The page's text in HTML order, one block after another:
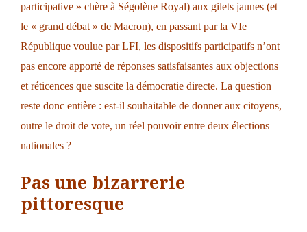
participative » chère à Ségolène Royal) aux gilets jaunes (et
le « grand débat » de Macron), en passant par la VIe
République voulue par LFI, les dispositifs participatifs n’ont
pas encore apporté de réponses satisfaisantes aux objections
et réticences que suscite la démocratie directe. La question
reste donc entière : est-il souhaitable de donner aux citoyens,
outre le droit de vote, un réel pouvoir entre deux élections
nationales ?
Pas une bizarrerie
pittoresque